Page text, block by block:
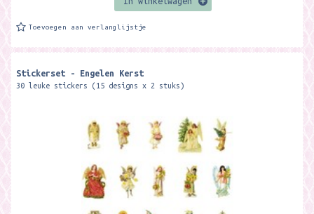
Toevoegen aan verlanglijstje
Stickerset - Engelen Kerst
30 leuke stickers (15 designs x 2 stuks)